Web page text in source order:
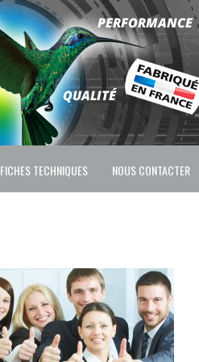
FICHES TECHNIQUES NOUS CONTACTER